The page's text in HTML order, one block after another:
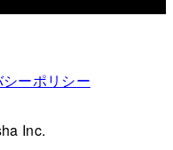
ーポリシー
Inc.